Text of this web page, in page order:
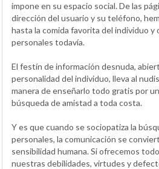
impone en su espacio social. De las
dirección del usuario y su teléfono,
hasta la comida favorita del individuo y
personales todavía.
El festín de información desnuda,
personalidad del individuo, lleva al
manera de enseñarlo todo gratis por
búsqueda de amistad a toda costa.
Y es que cuando se sociopatiza la
personales, la comunicación se
sensibilidad humana. Si ofrecemos
nuestras debilidades, virtudes y